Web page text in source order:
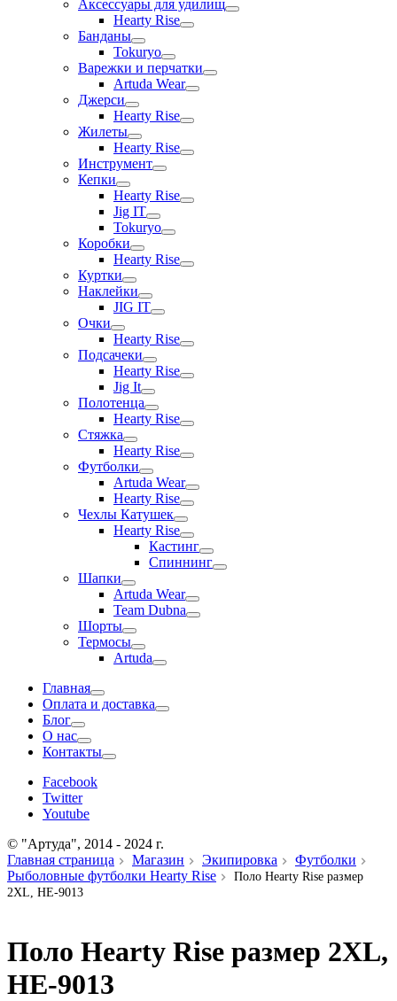
Аксессуары для удилищ
Hearty Rise
Банданы
Tokuryo
Варежки и перчатки
Artuda Wear
Джерси
Hearty Rise
Жилеты
Hearty Rise
Инструмент
Кепки
Hearty Rise
Jig IT
Tokuryo
Коробки
Hearty Rise
Куртки
Наклейки
JIG IT
Очки
Hearty Rise
Подсачеки
Hearty Rise
Jig It
Полотенца
Hearty Rise
Стяжка
Hearty Rise
Футболки
Artuda Wear
Hearty Rise
Чехлы Катушек
Hearty Rise
Кастинг
Спиннинг
Шапки
Artuda Wear
Team Dubna
Шорты
Термосы
Artuda
Главная
Оплата и доставка
Блог
О нас
Контакты
Facebook
Twitter
Youtube
© "Артуда", 2014 - 2024 г.
Главная страница
Магазин Экипировка
Футболки
Рыболовные футболки Hearty Rise
Поло Hearty Rise размер
2XL, HE-9013
Поло Hearty Rise размер 2XL,
HE-9013